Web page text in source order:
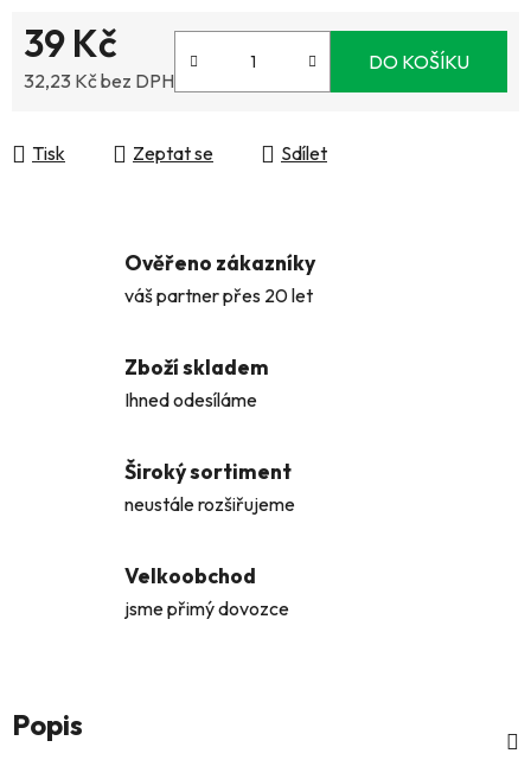
39 Kč
32,23 Kč bez DPH
DO KOŠÍKU
Tisk Zeptat se Sdílet
Ověřeno zákazníky
váš partner přes 20 let
Zboží skladem
Ihned odesíláme
Široký sortiment
neustále rozšiřujeme
Velkoobchod
jsme přimý dovozce
Popis